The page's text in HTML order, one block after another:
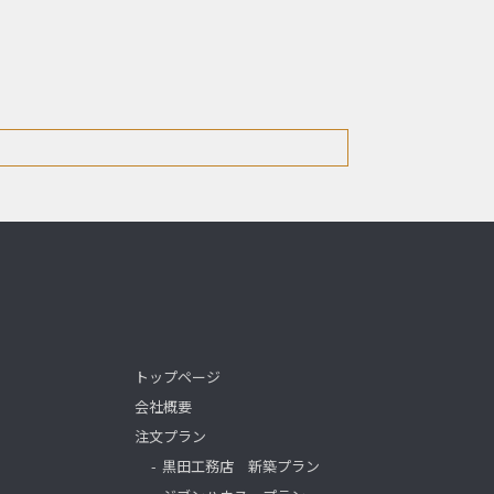
トップページ
会社概要
注文プラン
黒田工務店 新築プラン